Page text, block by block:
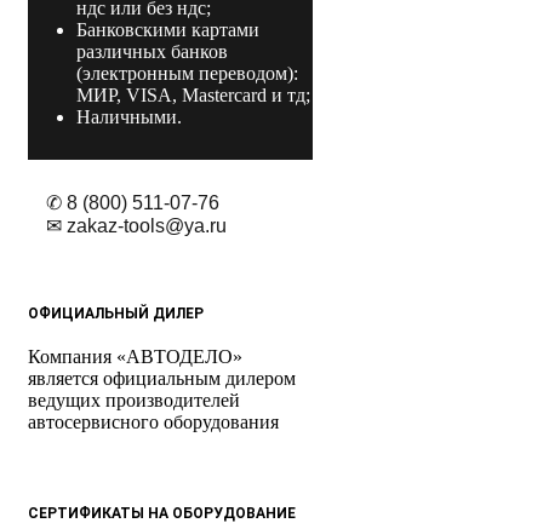
ндс или без ндс;
Банковскими картами
различных банков
(электронным переводом):
МИР, VISA, Mastercard и тд;
Наличными.
✆ 8 (800) 511-07-76
✉ zakaz-tools@ya.ru
ОФИЦИАЛЬНЫЙ ДИЛЕР
Компания «АВТОДЕЛО»
является официальным дилером
ведущих производителей
автосервисного оборудования
СЕРТИФИКАТЫ НА ОБОРУДОВАНИЕ